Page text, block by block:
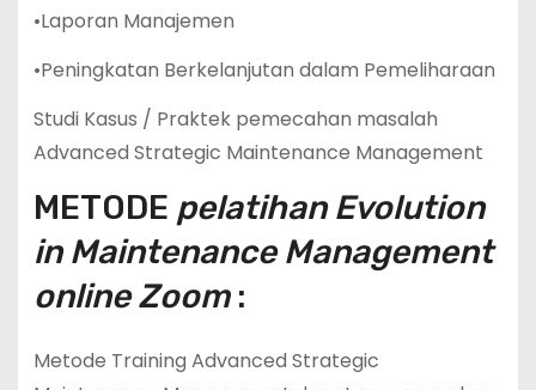
•Laporan Manajemen
•Peningkatan Berkelanjutan dalam Pemeliharaan
Studi Kasus / Praktek pemecahan masalah
Advanced Strategic Maintenance Management
METODE pelatihan Evolution
in Maintenance Management
online Zoom:
Metode Training Advanced Strategic